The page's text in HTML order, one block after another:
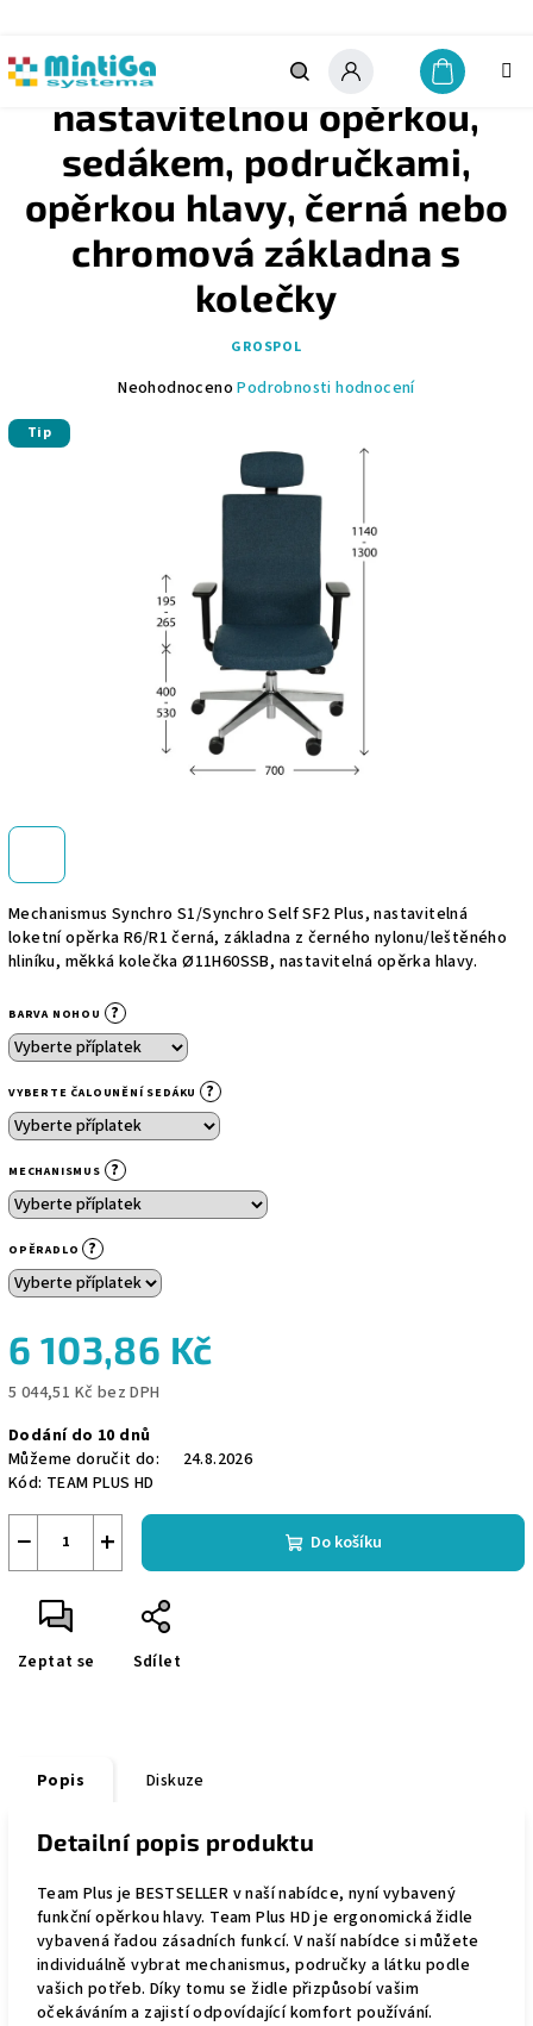
obsah
Hledat Přihlášení
Nákupní
Mechanismus Synchro S1/Synchro Self SF2 Plus, nastavitelná
loketní opěrka R6/R1 černá, základna z černého nylonu/leštěného
hliníku, měkká kolečka Ø11H60SSB, nastavitelná opěrka hlavy.
BARVA NOHOU ?
VYBERTE ČALOUNĚNÍ SEDÁKU ?
MECHANISMUS ?
OPĚRADLO ?
6 103,86 Kč
5 044,51 Kč bez DPH
cena:
Dodání do 10 dnů
Můžeme doručit do:
24.8.2026
Kód: TEAM PLUS HD
+
− Do košíku
Zeptat se Sdílet
TEAM PLUS HD - židle s
nastavitelnou opěrkou,
sedákem, područkami,
opěrkou hlavy, černá nebo
chromová základna s
kolečky
GROSPOL
Průměrné
Neohodnoceno Podrobnosti hodnocení
Tip
Popis Diskuze
Detailní popis produktu
Team Plus je BESTSELLER v naší nabídce, nyní vybavený
funkční opěrkou hlavy. Team Plus HD je ergonomická židle
vybavená řadou zásadních funkcí. V naší nabídce si můžete
individuálně vybrat mechanismus, područky a látku podle
vašich potřeb. Díky tomu se židle přizpůsobí vašim
očekáváním a zajistí odpovídající komfort používání.